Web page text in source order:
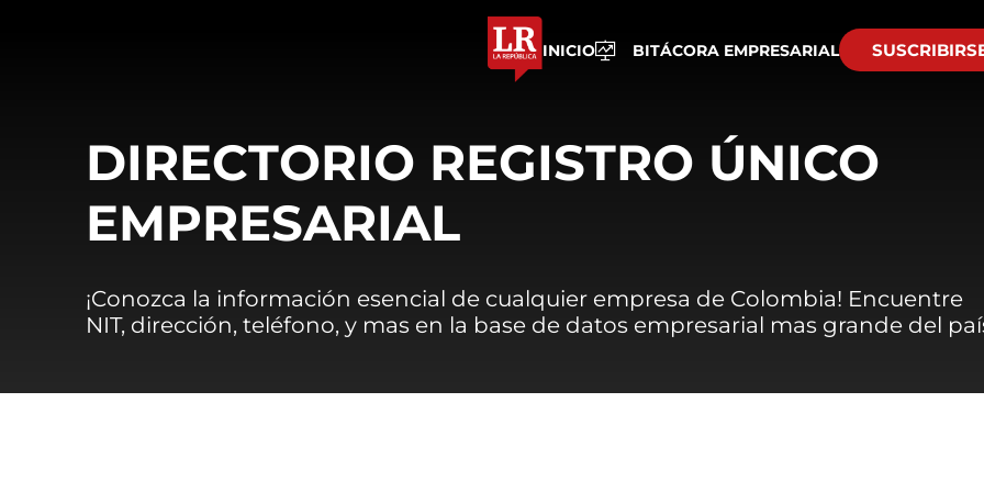
INICIO BITÁCORA EMPRESARIAL
DIRECTORIO REGISTRO ÚNICO
EMPRESARIAL
¡Conozca la información esencial de cualquier empresa de Colombia! Encuentre
NIT, dirección, teléfono, y mas en la base de datos empresarial mas grande del